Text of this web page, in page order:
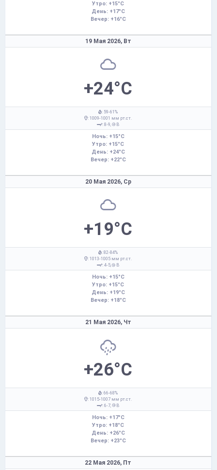
Утро: +15°C
День: +17°C
Вечер: +16°C
19 Мая 2026, Вт
+24°C
: 59-61%
: 1009-1001 мм рт.ст.
: 8-9,
В
Ночь: +15°C
Утро: +15°C
День: +24°C
Вечер: +22°C
20 Мая 2026, Ср
+19°C
: 82-84%
: 1013-1005 мм рт.ст.
: 4-5,
В
Ночь: +15°C
Утро: +15°C
День: +19°C
Вечер: +18°C
21 Мая 2026, Чт
+26°C
: 66-68%
: 1015-1007 мм рт.ст.
: 6-7,
В
Ночь: +17°C
Утро: +18°C
День: +26°C
Вечер: +23°C
22 Мая 2026, Пт